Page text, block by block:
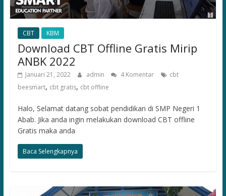
CBT KBM
Download CBT Offline Gratis Mirip
ANBK 2022
Januari 21, 2022 admin 4 Komentar
cbt
beesmart, cbt gratis, cbt offline
Halo, Selamat datang sobat pendidikan di SMP Negeri 1
Abab. Jika anda ingin melakukan download CBT offline
Gratis maka anda
Baca Selengkapnya